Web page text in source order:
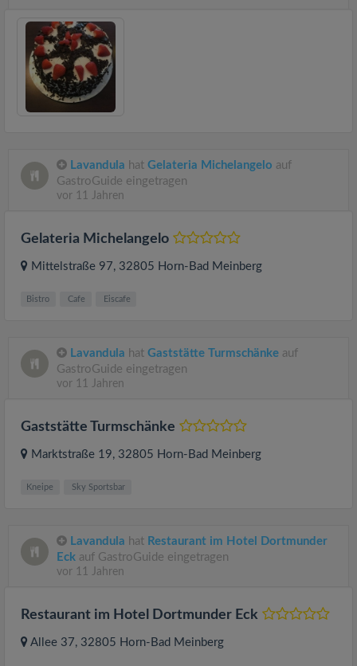
Lavandula hat Gelateria Michelangelo auf
GastroGuide eingetragen
vor 11 Jahren
Gelateria Michelangelo
Mittelstraße 97, 32805 Horn-Bad Meinberg
Bistro Cafe Eiscafe
Lavandula hat Gaststätte Turmschänke auf
GastroGuide eingetragen
vor 11 Jahren
Gaststätte Turmschänke
Marktstraße 19, 32805 Horn-Bad Meinberg
Kneipe Sky Sportsbar
Lavandula hat Restaurant im Hotel Dortmunder
Eck auf GastroGuide eingetragen
vor 11 Jahren
Restaurant im Hotel Dortmunder Eck
Allee 37, 32805 Horn-Bad Meinberg